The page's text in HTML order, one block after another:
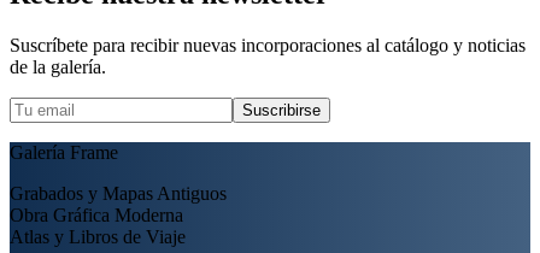
Suscríbete para recibir nuevas incorporaciones al catálogo y noticias
de la galería.
Suscribirse
Galería Frame
Grabados y Mapas Antiguos
Obra Gráfica Moderna
Atlas y Libros de Viaje